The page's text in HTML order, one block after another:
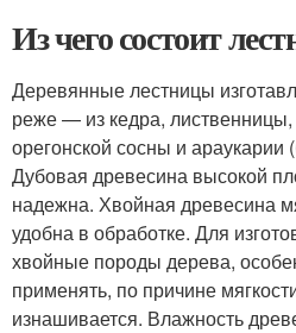
Из чего состоит
Деревянные лестницы
реже — из кедра, лиственницы,
орегонской сосны и араукарии
Дубовая древесина высокой
надежна. Хвойная древесина
удобна в обработке. Для
хвойные породы дерева,
применять, по причине
изнашивается. Влажность